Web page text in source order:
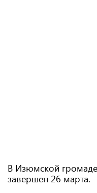
В Изюмской
завершен 26 марта.